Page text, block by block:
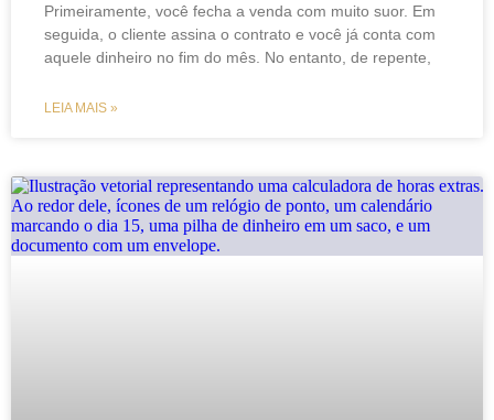
Primeiramente, você fecha a venda com muito suor. Em
seguida, o cliente assina o contrato e você já conta com
aquele dinheiro no fim do mês. No entanto, de repente,
LEIA MAIS »